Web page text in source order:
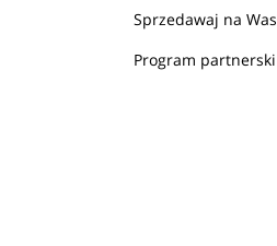
Sprzedawaj na
Program partnerski